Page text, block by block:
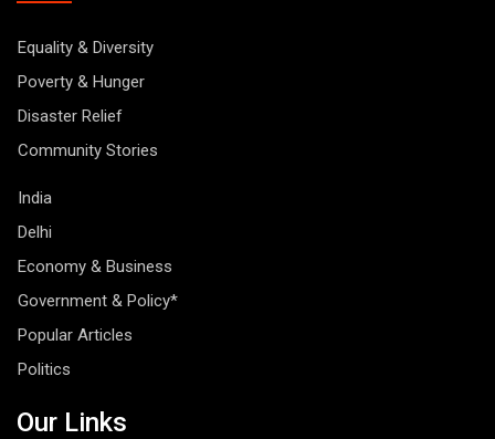
Equality & Diversity
Poverty & Hunger
Disaster Relief
Community Stories
India
Delhi
Economy & Business
Government & Policy*
Popular Articles
Politics
Our Links